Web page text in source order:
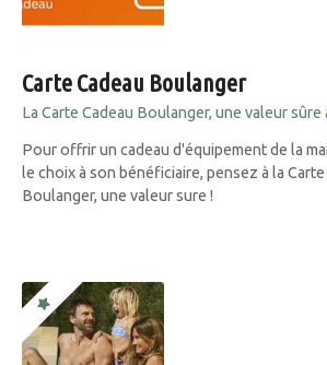
Carte Cadeau Boulanger
La Carte Cadeau Boulanger, une valeur sûre
Pour offrir un cadeau d'équipement de la
le choix à son bénéficiaire, pensez à la Carte
Boulanger, une valeur sure !